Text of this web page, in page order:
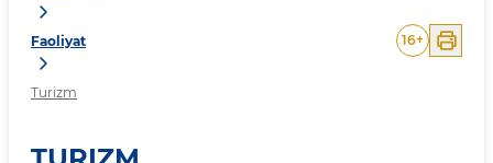
Faoliyat
Turizm
16+